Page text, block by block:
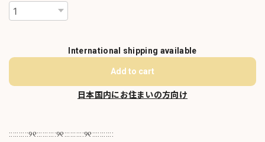
International shipping available
Add to cart
日本国内にお住まいの方向け
::::::::::୨୧::::::::::୨୧::::::::::୨୧:::::::::::